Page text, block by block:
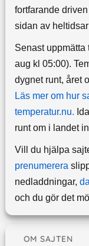
fortfarande
sidan av
Senast uppmätta
aug kl 05:00).
dygnet runt, året
Läs mer om hur
temperatur.nu.
runt om i landet
Vill du hjälpa
prenumerera
nedladdningar,
och du gör det
OM SAJTEN